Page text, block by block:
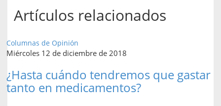
Artículos relacionados
Columnas de Opinión
Miércoles 12 de diciembre de 2018
¿Hasta cuándo tendremos que gastar
tanto en medicamentos?